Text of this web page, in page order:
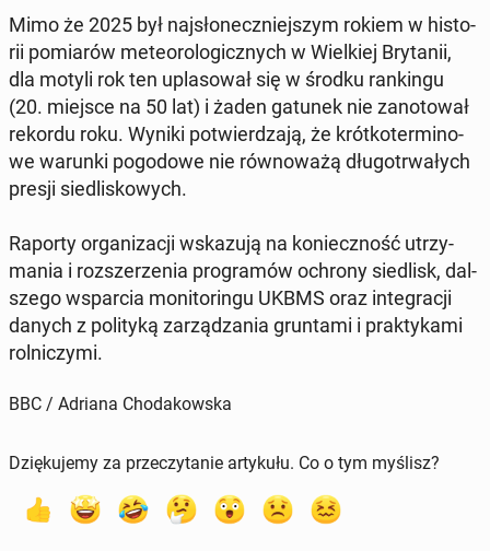
Mimo że 2025 był naj­sło­necz­niej­szym rokiem w hi­sto­
rii po­mia­rów me­te­oro­lo­gicz­nych w Wiel­kiej Bry­ta­nii,
dla motyli rok ten upla­so­wał się w środku ran­kin­gu
(20. miejsce na 50 lat) i żaden gatunek nie za­no­to­wał
rekordu roku. Wyniki po­twier­dza­ją, że krót­ko­ter­mi­no­
we warunki po­go­do­we nie rów­no­wa­żą dłu­go­trwa­łych
presji sie­dli­sko­wych.
Raporty or­ga­ni­za­cji wska­zu­ją na ko­niecz­ność utrzy­
ma­nia i roz­sze­rze­nia pro­gra­mów ochrony sie­dlisk, dal­
sze­go wspar­cia mo­ni­to­rin­gu UKBMS oraz in­te­gra­cji
danych z po­li­ty­ką za­rzą­dza­nia grun­ta­mi i prak­ty­ka­mi
rol­ni­czy­mi.
BBC / Adriana Chodakowska
Dziękujemy za przeczytanie artykułu. Co o tym myślisz?